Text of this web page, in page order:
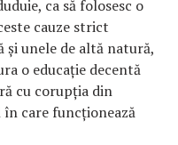
ca să folosesc o
cauze strict
și unele de altă natură,
o educație decentă
cu corupția din
în care funcționează